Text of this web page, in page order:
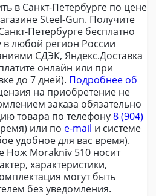
в Санкт-Петербурге по цене
Steel-Gun. Получите
Петербурге бесплатно
в любой регион России
СДЭК, Яндекс.Доставка
онлайн или при
до 7 дней). Подробнее об
на приобретение не
заказа обязательно
товара по телефону8 (904)
или по e-mail и системе
удобное для вас время).
Нож Morakniv 510 носит
характеристики,
могут быть
без уведомления.